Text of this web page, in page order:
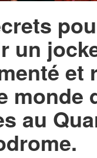
un
et
monde
au